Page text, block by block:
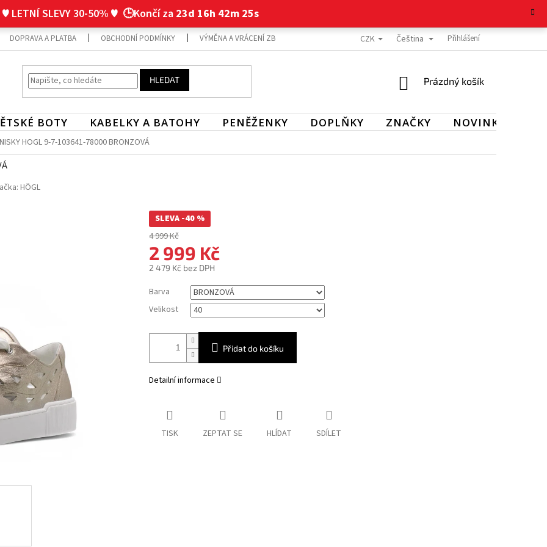
♥ LETNÍ SLEVY 30-50% ♥ 🕒Končí za 23d 16h 42m 24s
DOPRAVA A PLATBA OBCHODNÍ PODMÍNKY VÝMĚNA A VRÁCENÍ ZBOŽÍ REKLAMAČNÍ ŘÁD OCHRANA OSOBNÍCH ÚDAJŮ
CZK Čeština Přihlášení
HLEDAT
NÁKUPNÍ
Prázdný košík
BOTY KABELKY A BATOHY PENĚŽENKY DOPLŇKY ZNAČKY NOVINKY
HOGL 9-7-103641-78000 BRONZOVÁ
HÖGL
SLEVA -40 %
4 999 Kč
2 999 Kč
2 479 Kč bez DPH
cena:
Barva
Velikost
Přidat do košíku
Detailní informace
TISK ZEPTAT SE HLÍDAT SDÍLET